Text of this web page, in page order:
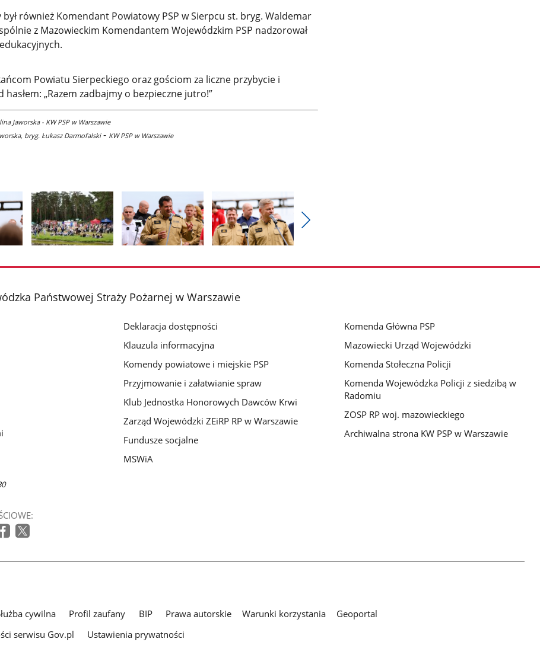
również Komendant Powiatowy PSP w Sierpcu st. bryg. Waldemar
z Mazowieckim Komendantem Wojewódzkim PSP nadzorował
Powiatu Sierpeckiego oraz gościom za liczne przybycie i
„Razem zadbajmy o bezpieczne jutro!”
Jaworska - KW PSP w Warszawie
bryg. Łukasz Darmofalski- KW PSP w Warszawie
zdjęcie
galerii.
zdjęcie
galerii.
zdjęcie
galerii.
Państwowej Straży Pożarnej w Warszawie
Deklaracja dostępności
Klauzula informacyjna
Komendy powiatowe i miejskie PSP
Przyjmowanie i załatwianie spraw
Klub Jednostka Honorowych Dawców Krwi
Zarząd Wojewódzki ZEiRP RP w Warszawie
Fundusze socjalne
MSWiA
Komenda Główna PSP
Mazowiecki Urząd Wojewódzki
Komenda Stołeczna Policji
Komenda Wojewódzka Policji z siedzibą w
Radomiu
ZOSP RP woj. mazowieckiego
Archiwalna strona KW PSP w Warszawie
cywilna Profil zaufany BIP Prawa autorskie Warunki korzystania
Geoportal
serwisu Gov.pl
Ustawienia prywatności